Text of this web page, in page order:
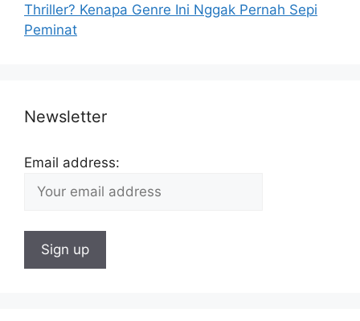
Thriller? Kenapa Genre Ini Nggak Pernah Sepi
Peminat
Newsletter
Email address: